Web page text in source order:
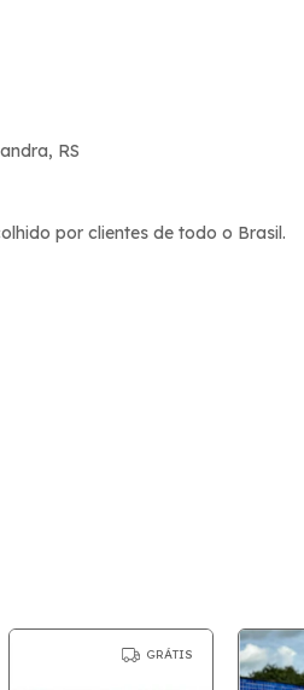
RS
por clientes de todo o Brasil.
GRÁTIS